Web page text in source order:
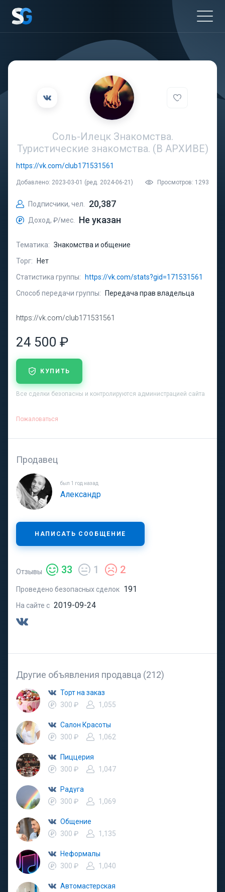
Соль-Илецк Знакомства.
Туристические знакомства. (В АРХИВЕ)
https://vk.com/club171531561
Добавлено: 2023-03-01 (ред. 2024-06-21) Просмотров: 1293
Подписчики, чел. 20,387
Доход, ₽/мес. Не указан
Тематика: Знакомства и общение
Торг:
Нет
Статистика группы:
https://vk.com/stats?gid=171531561
Способ передачи группы:
Передача прав владельца
https://vk.com/club171531561
24 500 ₽
КУПИТЬ
Все сделки безопасны и контролируются администрацией сайта
Пожаловаться
Продавец
был 1 год назад
Александр
НАПИСАТЬ СООБЩЕНИЕ
Отзывы 33 1 2
Проведено безопасных сделок 191
На сайте с 2019-09-24
Другие объявления продавца (212)
Торт на заказ
300 ₽
1,055
Салон Красоты
300 ₽
1,062
Пиццерия
300 ₽
1,047
Радуга
300 ₽
1,069
Общение
300 ₽
1,135
Неформалы
300 ₽
1,040
Автомастерская